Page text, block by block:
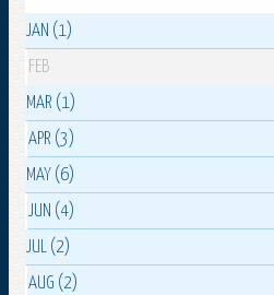
JAN (1)
FEB
MAR (1)
APR (3)
MAY (6)
JUN (4)
JUL (2)
AUG (2)